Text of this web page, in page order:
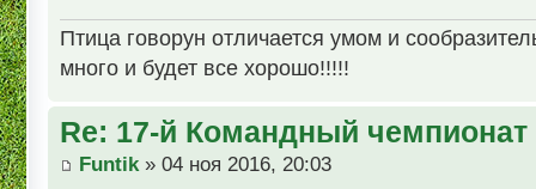
Птица говорун отличается умом и
много и будет все хорошо!!!!!
Re: 17-й Командный чемпионат
Funtik» 04 ноя 2016, 20:03